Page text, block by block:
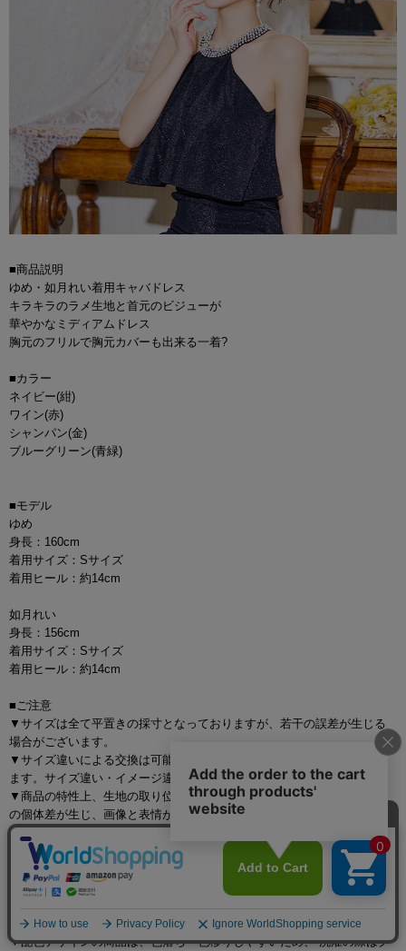
■商品説明
ゆめ・如月れい着用キャバドレス
キラキラのラメ生地と首元のビジューが
華やかなミディアムドレス
胸元のフリルで胸元カバーも出来る一着?
■カラー
ネイビー(紺)
ワイン(赤)
シャンパン(金)
ブルーグリーン(青緑)
■モデル
ゆめ
身長：160cm
着用サイズ：Sサイズ
着用ヒール：約14cm
如月れい
身長：156cm
着用サイズ：Sサイズ
着用ヒール：約14cm
■ご注意
▼サイズは全て平置きの採寸となっておりますが、若干の誤差が生じる
場合がございます。
▼サイズ違いによる交換は可能ですが、手数料はお客様のご負担となり
ます。サイズ違い・イメージ違いによる返品は承ることができません。
▼商品の特性上、生地の取り位置により柄の出方・ニュアンスなど多少
の個体差が生じ、画像と表情が異なることがございます。また柄が縫い
合わせ部分で必ずしも合っていないことがございます。
▼長時間濡れたままで重ねて置いたり、摩擦（特に湿った状態での摩
擦）や、汗や雨などでぬれた時は他の衣料等に移染する場合がございま
すのでお気を付け下さいませ。
の際の責任は負いかねますのでご了承くださいませ。
▼配色デザインの商品は、色落ち・色移りしやすいため、 洗濯の際はク